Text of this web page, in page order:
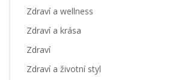
Zdraví a wellness
Zdraví a krása
Zdraví
Zdraví a životní styl